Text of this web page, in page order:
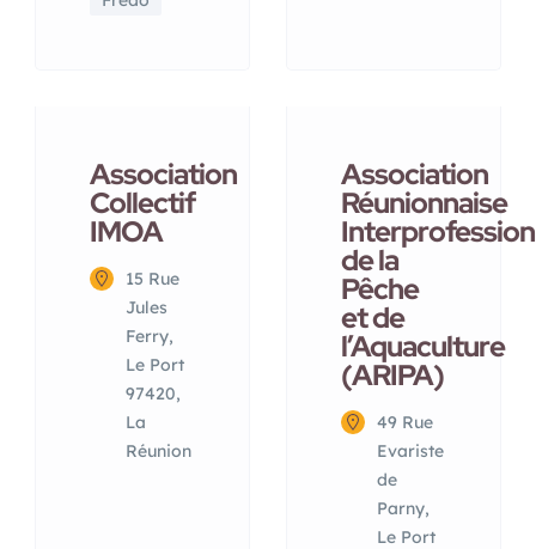
Association
Collectif
IMOA
15 Rue
Jules
Ferry,
Le Port
97420,
La
Réunion
Association
Réunionnaise
de la
Pêche
et de
l’Aquaculture
(ARIPA)
49 Rue
Evariste
de
Parny,
Le Port